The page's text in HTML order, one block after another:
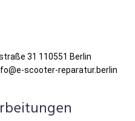
31 110551 Berlin
scooter-reparatur.berlin